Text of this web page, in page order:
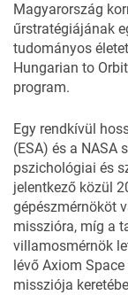
Magyarország
űrstratégiájának
tudományos
Hungarian to
program.
Egy rendkívül
(ESA) és a NASA
pszichológiai és
jelentkező közül
gépészmérnököt
misszióra, míg a
villamosmérnök
lévő Axiom
missziója